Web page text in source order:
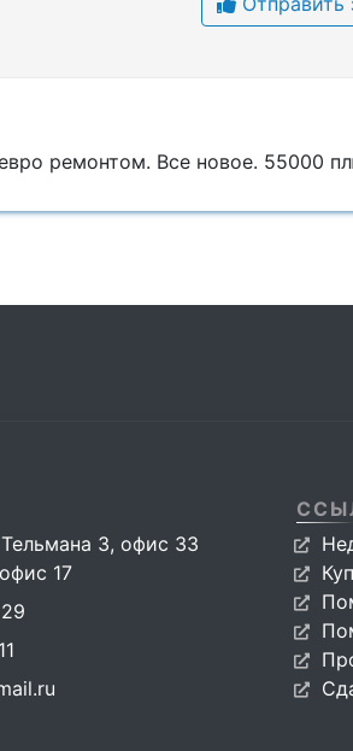
ремонтом. Все новое. 55000
3, офис 33
17